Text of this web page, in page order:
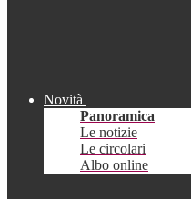
Novità
Panoramica
Le notizie
Le circolari
Albo online